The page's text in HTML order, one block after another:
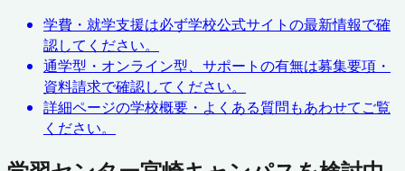
学費・就学支援は必ず学校公式サイトの最新情報で確
認してください。
通学型・オンライン型、サポートの有無は募集要項・
資料請求で確認してください。
詳細ページの学校概要・よくある質問もあわせてご覧
ください。